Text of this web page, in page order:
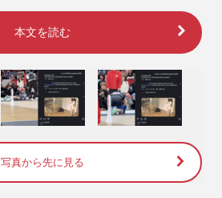
本文を読む
写真から先に見る